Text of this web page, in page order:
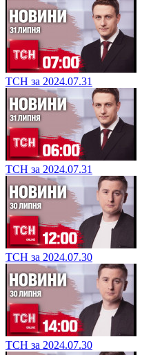
ТСН за 2024.07.31
ТСН за 2024.07.31
ТСН за 2024.07.30
ТСН за 2024.07.30